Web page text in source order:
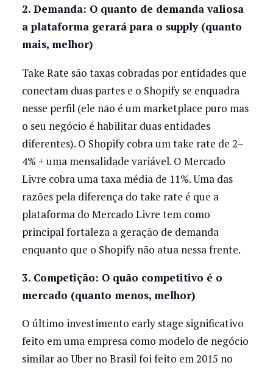
2. Demanda: O quanto de demanda valiosa
a plataforma gerará para o supply (quanto
mais, melhor)
Take Rate são taxas cobradas por entidades que
conectam duas partes e o Shopify se enquadra
nesse perfil (ele não é um marketplace puro mas
o seu negócio é habilitar duas entidades
diferentes). O Shopify cobra um take rate de 2–
4% + uma mensalidade variável. O Mercado
Livre cobra uma taxa média de 11%. Uma das
razões pela diferença do take rate é que a
plataforma do Mercado Livre tem como
principal fortaleza a geração de demanda
enquanto que o Shopify não atua nessa frente.
3. Competição: O quão competitivo é o
mercado (quanto menos, melhor)
O último investimento early stage significativo
feito em uma empresa como modelo de negócio
similar ao Uber no Brasil foi feito em 2015 no